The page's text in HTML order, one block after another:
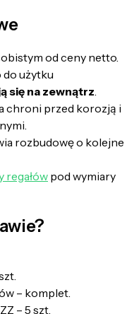
od ceny netto.
do użytku
się na zewnątrz.
chroni przed korozją i
rozbudowę o kolejne
regałówpod wymiary
– komplet.
– 5 szt.